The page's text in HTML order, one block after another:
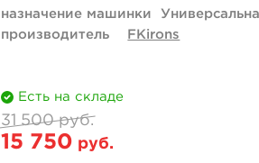
назначение машинки
производитель
FKirons
Есть на складе
31 500 руб.
15 750 руб.